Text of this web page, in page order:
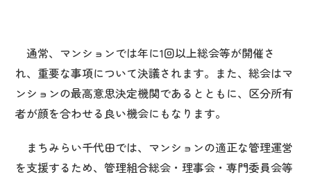
通常、マンションでは年に1回以上総会等が開催さ
れ、重要な事項について決議されます。また、総会はマ
ンションの最高意思決定機関であるとともに、区分所有
者が顔を合わせる良い機会にもなります。
まちみらい千代田では、マンションの適正な管理運営
を支援するため、管理組合総会・理事会・専門委員会等